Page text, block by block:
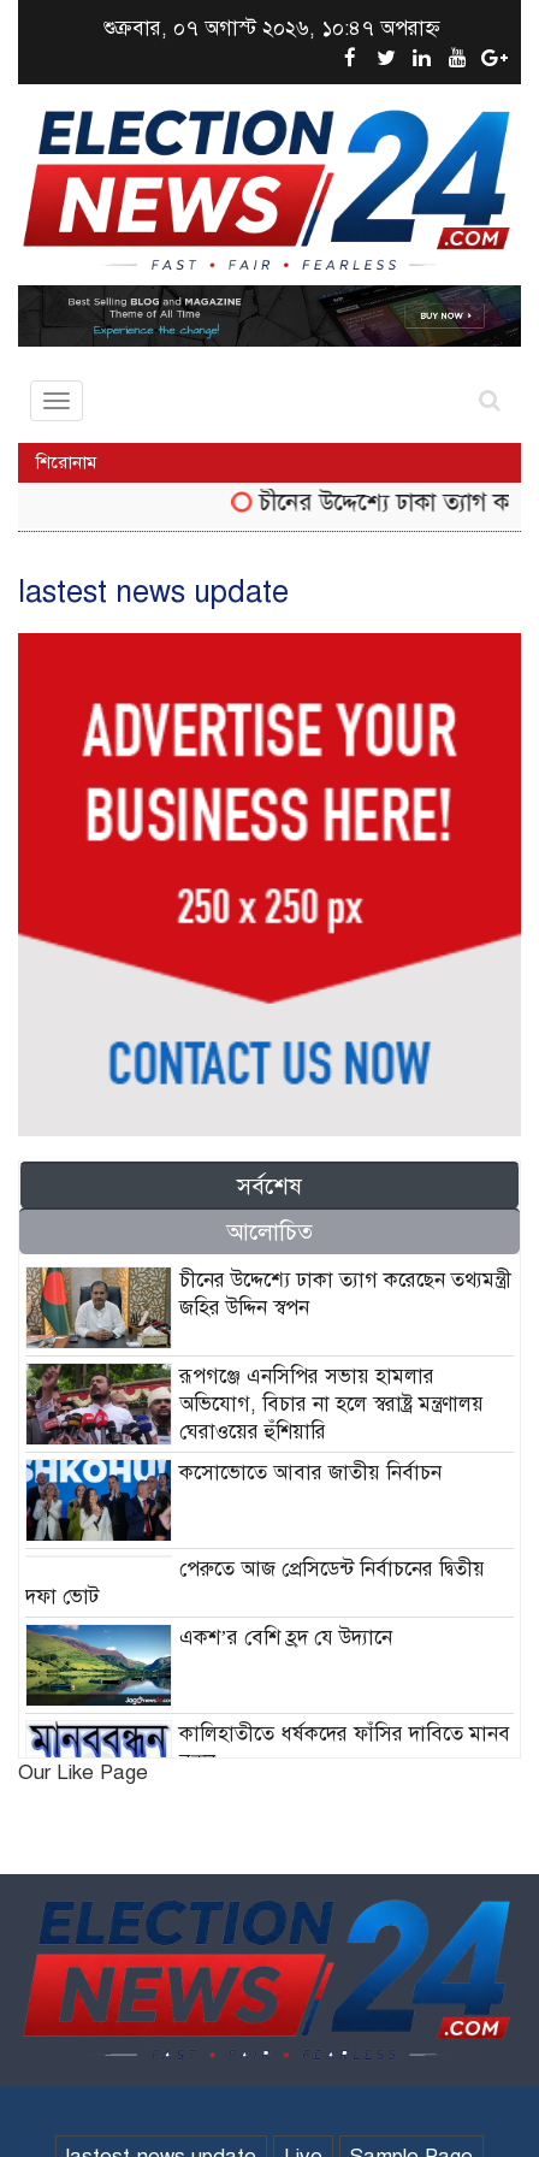
শুক্রবার, ০৭ অগাস্ট ২০২৬, ১০:৪৭ অপরাহ্ন
Toggle
শিরোনাম
চীনের উদ্দেশ্যে ঢাকা ত্যাগ
lastest news update
সর্বশেষ
আলোচিত
চীনের উদ্দেশ্যে ঢাকা ত্যাগ করেছেন তথ্যমন্ত্রী
জহির উদ্দিন স্বপন
রূপগঞ্জে এনসিপির সভায় হামলার
অভিযোগ, বিচার না হলে স্বরাষ্ট্র মন্ত্রণালয়
ঘেরাওয়ের হুঁশিয়ারি
কসোভোতে আবার জাতীয় নির্বাচন
পেরুতে আজ প্রেসিডেন্ট নির্বাচনের দ্বিতীয়
দফা ভোট
একশ’র বেশি হ্রদ যে উদ্যানে
কালিহাতীতে ধর্ষকদের ফাঁসির দাবিতে মানব
বন্ধন
মুঠোফোন নিয়ে দ্বন্দ্বে ছোট ভাইয়ের হাতে
বড় ভাই খুন
সিটি নির্বাচন নিয়ে মাথা ব্যাথা নেই
বিএনপির!
Our Like Page